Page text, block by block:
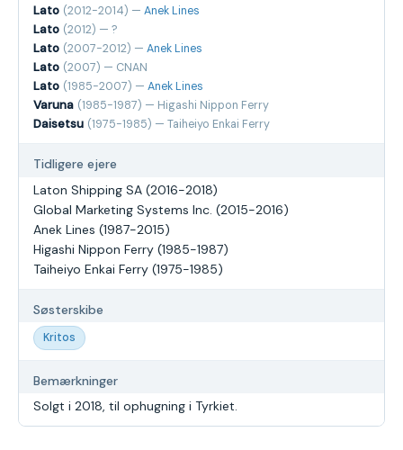
Lato (2012-2014) — Anek Lines
Lato (2012) — ?
Lato (2007-2012) — Anek Lines
Lato (2007) — CNAN
Lato (1985-2007) — Anek Lines
Varuna (1985-1987) — Higashi Nippon Ferry
Daisetsu (1975-1985) — Taiheiyo Enkai Ferry
Tidligere ejere
Laton Shipping SA (2016-2018)
Global Marketing Systems Inc. (2015-2016)
Anek Lines (1987-2015)
Higashi Nippon Ferry (1985-1987)
Taiheiyo Enkai Ferry (1975-1985)
Søsterskibe
Kritos
Bemærkninger
Solgt i 2018, til ophugning i Tyrkiet.